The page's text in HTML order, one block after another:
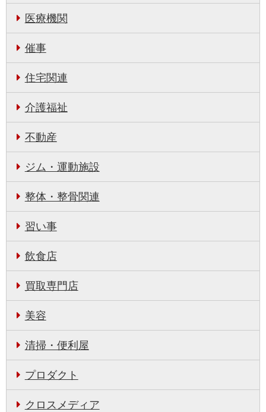
医療機関
催事
住宅関連
介護福祉
不動産
ジム・運動施設
整体・整骨関連
習い事
飲食店
買取専門店
美容
清掃・便利屋
プロダクト
クロスメディア